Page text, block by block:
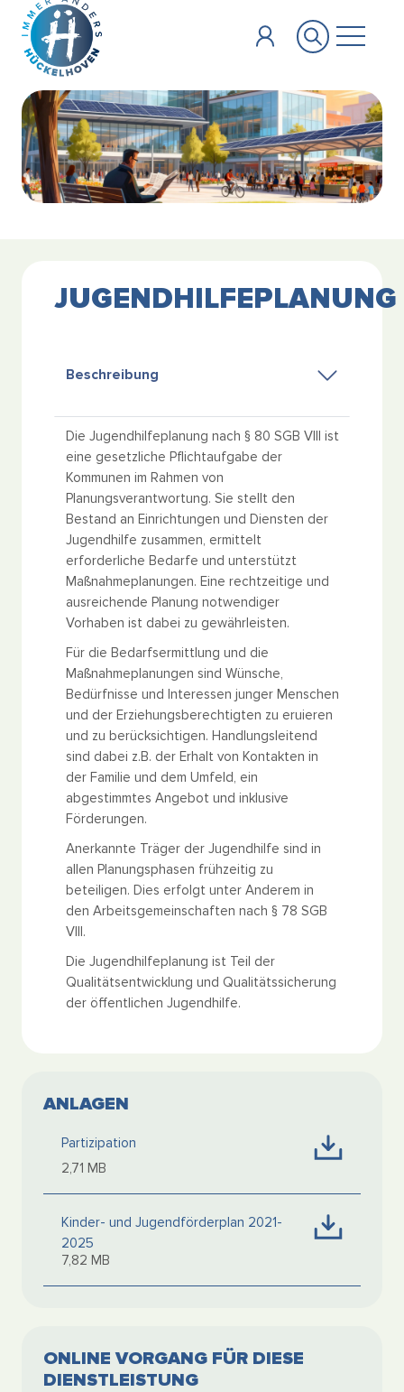
Zum Hauptinhalt springen
JUGENDHILFEPLANUNG
Beschreibung
Die Jugendhilfeplanung nach § 80 SGB VIII ist
eine gesetzliche Pflichtaufgabe der
Kommunen im Rahmen von
Planungsverantwortung. Sie stellt den
Bestand an Einrichtungen und Diensten der
Jugendhilfe zusammen, ermittelt
erforderliche Bedarfe und unterstützt
Maßnahmeplanungen. Eine rechtzeitige und
ausreichende Planung notwendiger
Vorhaben ist dabei zu gewährleisten.
Für die Bedarfsermittlung und die
Maßnahmeplanungen sind Wünsche,
Bedürfnisse und Interessen junger Menschen
und der Erziehungsberechtigten zu eruieren
und zu berücksichtigen. Handlungsleitend
sind dabei z.B. der Erhalt von Kontakten in
der Familie und dem Umfeld, ein
abgestimmtes Angebot und inklusive
Förderungen.
Anerkannte Träger der Jugendhilfe sind in
allen Planungsphasen frühzeitig zu
beteiligen. Dies erfolgt unter Anderem in
den Arbeitsgemeinschaften nach § 78 SGB
VIII.
Die Jugendhilfeplanung ist Teil der
Qualitätsentwicklung und Qualitätssicherung
der öffentlichen Jugendhilfe.
ANLAGEN
Partizipation
2,71 MB
Kinder- und Jugendförderplan 2021-
2025
7,82 MB
ONLINE VORGANG FÜR DIESE
DIENSTLEISTUNG